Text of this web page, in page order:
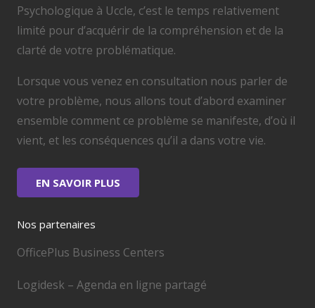
Psychologique à Uccle, c’est le temps relativement
limité pour d’acquérir de la compréhension et de la
clarté de votre problématique.
Lorsque vous venez en consultation nous parler de
votre problème, nous allons tout d’abord examiner
ensemble comment ce problème se manifeste, d’où il
vient, et les conséquences qu’il a dans votre vie.
EN SAVOIR PLUS
Nos partenaires
OfficePlus Business Centers
Logidesk – Agenda en ligne partagé